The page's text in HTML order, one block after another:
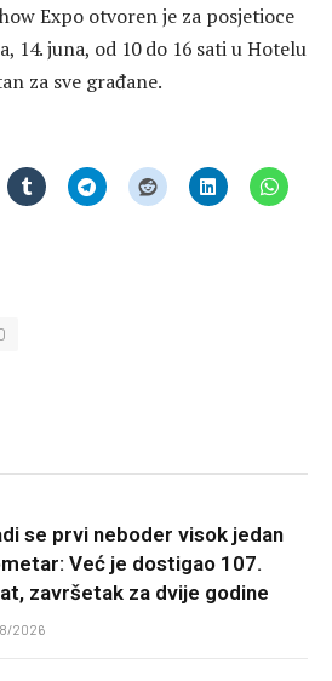
Expo otvoren je za posjetioce
14. juna, od 10 do 16 sati u Hotelu
za sve građane.
se prvi neboder visok jedan
Već je dostigao 107.
završetak za dvije godine
2026